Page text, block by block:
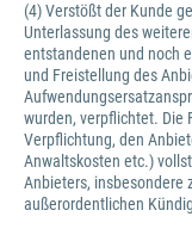
(4) Verstößt der Kunde
Unterlassung des
entstandenen und noch
und Freistellung des
wurden, verpflichtet. Die
Verpflichtung, den
Anwaltskosten etc.)
Anbieters, insbesondere
außerordentlichen